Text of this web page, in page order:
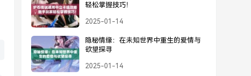
轻松掌握技巧！
2025-01-14
隐秘情缘：在未知世界中重生的爱情与
欲望探寻
2025-01-14